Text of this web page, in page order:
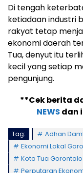
Di tengah
ketiadaan industri
rakyat tetap
ekonomi daerah
Tua, denyut itu
kecil yang setiap
pengunjung.
**Cek berita
NEWS dan
Tag: Adhan
Ekonomi Lokal
Kota Tua Gorontalo
Perputaran